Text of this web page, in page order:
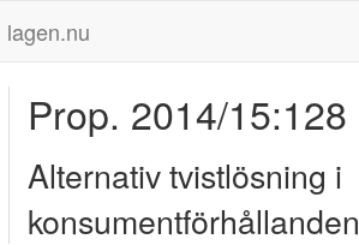
lagen.nu
Prop. 2014/15:128
Alternativ tvistlösning i
konsumentförhållanden